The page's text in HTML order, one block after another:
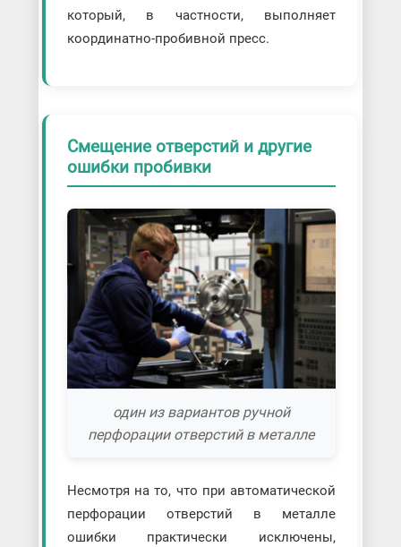
который, в частности, выполняет
координатно-пробивной пресс.
Смещение отверстий и другие
ошибки пробивки
один из вариантов ручной
перфорации отверстий в металле
Несмотря на то, что при автоматической
перфорации отверстий в металле
ошибки практически исключены,